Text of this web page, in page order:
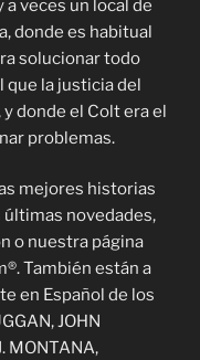
veces un local de
donde es habitual
solucionar todo
que la justicia del
y donde el Colt era el
problemas.
mejores historias
últimas novedades,
o nuestra página
También están a
en Español de los
JOHN
MONTANA,